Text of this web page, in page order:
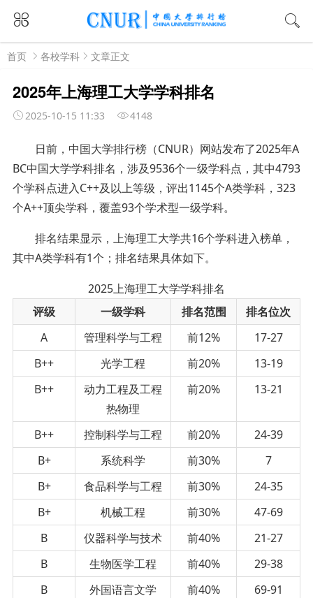
首页 各校学科 文章正文
2025年上海理工大学学科排名
2025-10-15 11:33 4148
日前，中国大学排行榜（CNUR）网站发布了2025年A
BC中国大学学科排名，涉及9536个一级学科点，其中4793
个学科点进入C++及以上等级，评出1145个A类学科，323
个A++顶尖学科，覆盖93个学术型一级学科。
排名结果显示，上海理工大学共16个学科进入榜单，
其中A类学科有1个；排名结果具体如下。
2025上海理工大学学科排名
评级
一级学科 排名范围
排名位次
A
管理科学与工程 前12%
17-27
B++
光学工程 前20%
13-19
B++
动力工程及工程
热物理
前20% 13-21
B++ 控制科学与工程 前20%
24-39
B+
系统科学 前30%
7
B+
食品科学与工程 前30%
24-35
B+
机械工程 前30%
47-69
B
仪器科学与技术 前40%
21-27
B
生物医学工程 前40%
29-38
B
外国语言文学 前40%
69-91